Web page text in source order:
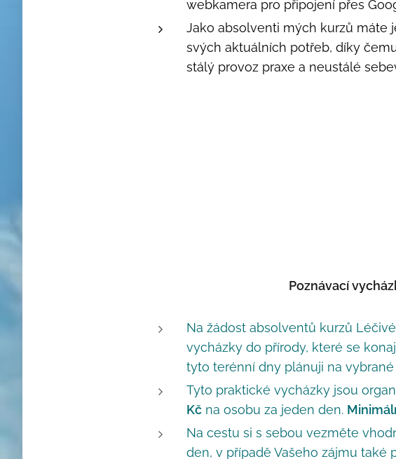
webkamera pro připojení přes
Jako absolventi mých kurzů máte
svých aktuálních potřeb, díky
stálý provoz praxe a neustálé
Poznávací
Na žádost absolventů kurzů
vycházky do přírody, které se
tyto terénní dny plánuji na
Tyto praktické vycházky jsou
Kčna osobu za jeden den.
Na cestu si s sebou vezměte
den, v případě Vašeho zájmu